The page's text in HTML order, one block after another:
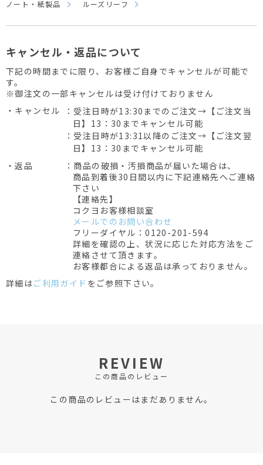
ノート・紙製品 ルーズリーフ
キャンセル・返品について
下記の時間までに限り、お客様ご自身でキャンセルが可能で
す。
※御注文の一部キャンセルは受け付けておりません
・キャンセル
：受注日時が13:30までのご注文→【ご注文当
日】13：30までキャンセル可能
：受注日時が13:31以降のご注文→【ご注文翌
日】13：30までキャンセル可能
・返品
：商品の破損・汚損商品が届いた場合は、
商品到着後30日間以内に下記連絡先へご連絡
下さい
【連絡先】
コクヨお客様相談室
メールでのお問い合わせ
フリーダイヤル：0120-201-594
詳細を確認の上、状況に応じた対応方法をご
連絡させて頂きます。
お客様都合による返品は承っておりません。
詳細はご利用ガイド をご参照下さい。
REVIEW
この商品のレビュー
この商品のレビューはまだありません。